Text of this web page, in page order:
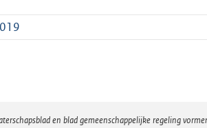
en blad gemeenschappelijke regeling